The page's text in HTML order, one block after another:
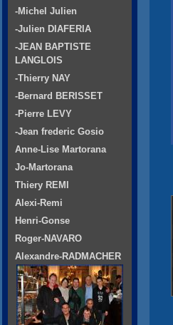
-Michel Julien
-Julien DIAFERIA
-JEAN BAPTISTE
LANGLOIS
-Thierry NAY
-Bernard BERISSET
-Pierre LEVY
-Jean frederic Gosio
Anne-Lise Martorana
Jo-Martorana
Thiery REMI
Alexi-Remi
Henri-Gonse
Roger-NAVARO
Alexandre-RADMACHER